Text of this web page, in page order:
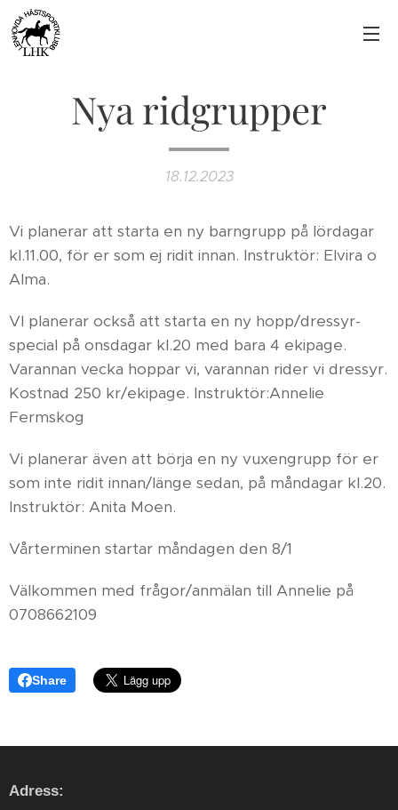
Nya ridgrupper
18.12.2023
Vi planerar att starta en ny barngrupp på lördagar
kl.11.00, för er som ej ridit innan. Instruktör: Elvira o
Alma.
VI planerar också att starta en ny hopp/dressyr-
special på onsdagar kl.20 med bara 4 ekipage.
Varannan vecka hoppar vi, varannan rider vi dressyr.
Kostnad 250 kr/ekipage. Instruktör:Annelie
Fermskog
Vi planerar även att börja en ny vuxengrupp för er
som inte ridit innan/länge sedan, på måndagar kl.20.
Instruktör: Anita Moen.
Vårterminen startar måndagen den 8/1
Välkommen med frågor/anmälan till Annelie på
0708662109
Share
Adress: